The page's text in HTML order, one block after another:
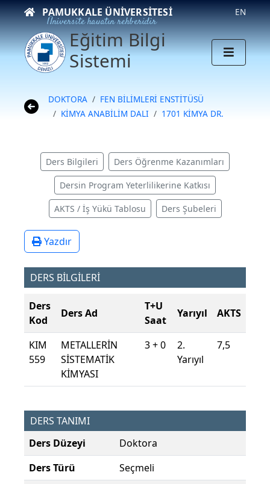
PAMUKKALE ÜNIVERSITESI
Üniversite hayatın rehberidir
EN
Eğitim Bilgi
Sistemi
DOKTORA
FEN BİLİMLERİ ENSTİTÜSÜ
KİMYA ANABİLİM DALI
1701 KİMYA DR.
Ders Bilgileri Ders Öğrenme Kazanımları
Dersin Program Yeterlilikerine Katkısı
AKTS / İş Yükü Tablosu Ders Şubeleri
Yazdır
DERS BİLGİLERİ
Ders
Kod
Ders Ad
T+U
Saat
Yarıyıl AKTS
KIM
559
METALLERİN
SİSTEMATİK
KİMYASI
3 + 0
2.
Yarıyıl
7,5
DERS TANIMI
Ders Düzeyi
Doktora
Ders Türü
Seçmeli